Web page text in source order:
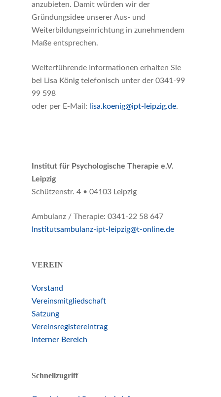
anzubieten. Damit würden wir der
Gründungsidee unserer Aus- und
Weiterbildungseinrichtung in zunehmendem
Maße entsprechen.
Weiterführende Informationen erhalten Sie
bei Lisa König telefonisch unter der 0341-99
99 598
oder per E-Mail:
lisa.koenig@ipt-leipzig.de.
Institut für Psychologische Therapie e.V.
Leipzig
Schützenstr. 4 • 04103 Leipzig
Ambulanz / Therapie: 0341-22 58 647
Institutsambulanz-ipt-leipzig@t-online.de
VEREIN
Vorstand
Vereinsmitgliedschaft
Satzung
Vereinsregistereintrag
Interner Bereich
Schnellzugriff